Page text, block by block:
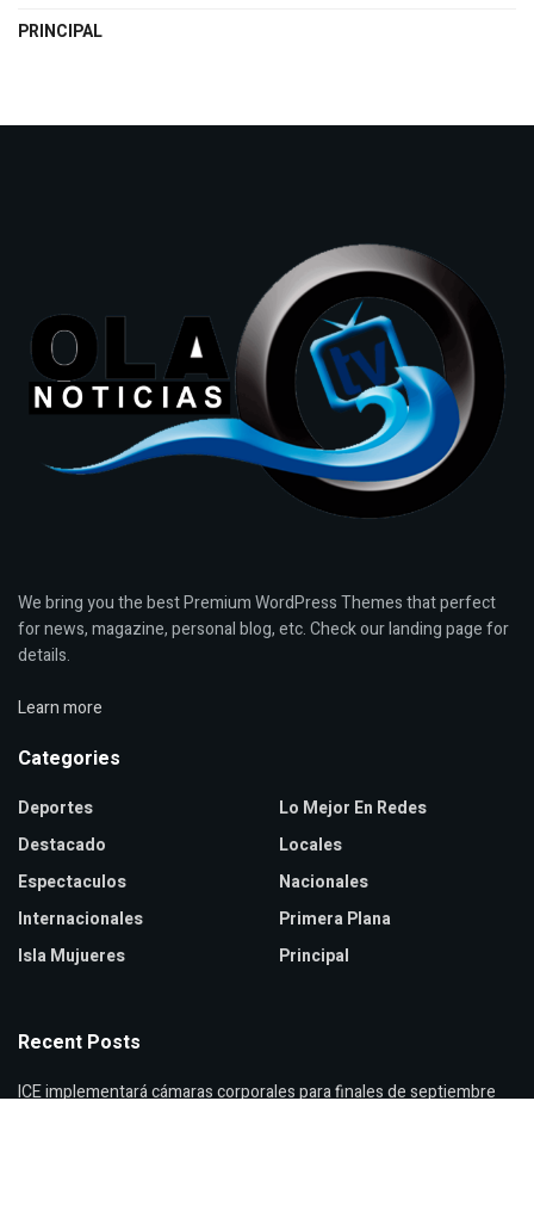
PRINCIPAL
We bring you the best Premium WordPress Themes that perfect
for news, magazine, personal blog, etc. Check our landing page for
details.
Learn more
Categories
Deportes
Destacado
Espectaculos
Internacionales
Isla Mujueres
Lo Mejor En Redes
Locales
Nacionales
Primera Plana
Principal
Recent Posts
ICE implementará cámaras corporales para finales de septiembre